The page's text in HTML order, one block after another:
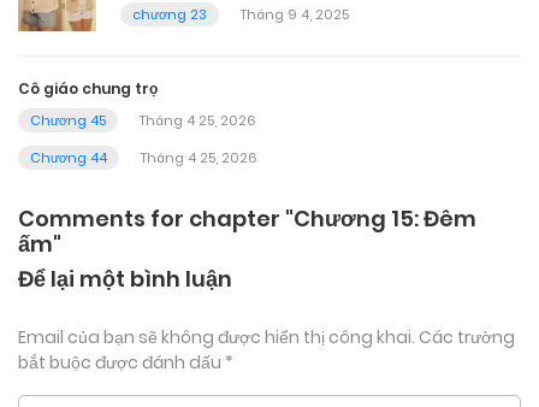
chương 23
Tháng 9 4, 2025
Cô giáo chung trọ
Chương 45
Tháng 4 25, 2026
Chương 44
Tháng 4 25, 2026
Comments for chapter "Chương 15: Đêm
ấm"
Để lại một bình luận
Email của bạn sẽ không được hiển thị công khai. Các trường
bắt buộc được đánh dấu *